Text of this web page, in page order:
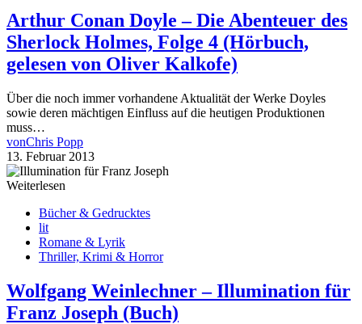
Arthur Conan Doyle – Die Abenteuer des
Sherlock Holmes, Folge 4 (Hörbuch,
gelesen von Oliver Kalkofe)
Über die noch immer vorhandene Aktualität der Werke Doyles
sowie deren mächtigen Einfluss auf die heutigen Produktionen
muss…
vonChris Popp
13. Februar 2013
Weiterlesen
Bücher & Gedrucktes
lit
Romane & Lyrik
Thriller, Krimi & Horror
Wolfgang Weinlechner – Illumination für
Franz Joseph (Buch)